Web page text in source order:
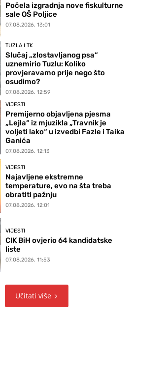
Počela izgradnja nove fiskulturne
sale OŠ Poljice
07.08.2026. 13:01
TUZLA I TK
Slučaj „zlostavljanog psa“
uznemirio Tuzlu: Koliko
provjeravamo prije nego što
osudimo?
07.08.2026. 12:59
VIJESTI
Premijerno objavljena pjesma
„Lejla“ iz mjuzikla „Travnik je
voljeti lako“ u izvedbi Fazle i Taika
Ganića
07.08.2026. 12:13
VIJESTI
Najavljene ekstremne
temperature, evo na šta treba
obratiti pažnju
07.08.2026. 12:01
VIJESTI
CIK BiH ovjerio 64 kandidatske
liste
07.08.2026. 11:53
Učitati više